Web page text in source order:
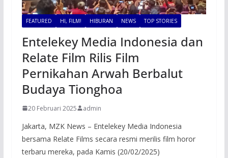
FEATURED HI, FILM! HIBURAN NEWS TOP STORIES
Entelekey Media Indonesia dan
Relate Film Rilis Film
Pernikahan Arwah Berbalut
Budaya Tionghoa
20 Februari 2025 admin
Jakarta, MZK News – Entelekey Media Indonesia
bersama Relate Films secara resmi merilis film horor
terbaru mereka, pada Kamis (20/02/2025)